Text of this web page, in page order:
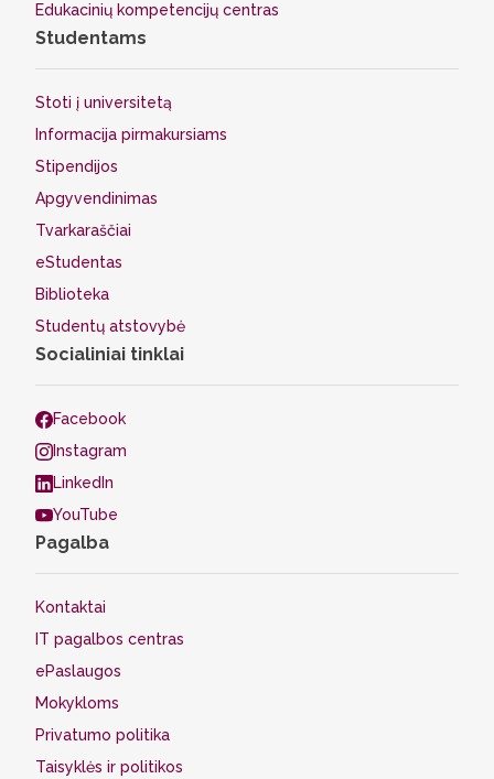
Edukacinių kompetencijų centras
Studentams
Stoti į universitetą
Informacija pirmakursiams
Stipendijos
Apgyvendinimas
Tvarkaraščiai
eStudentas
Biblioteka
Studentų atstovybė
Socialiniai tinklai
Facebook
Instagram
LinkedIn
YouTube
Pagalba
Kontaktai
IT pagalbos centras
ePaslaugos
Mokykloms
Privatumo politika
Taisyklės ir politikos